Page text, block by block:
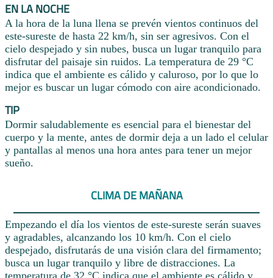
EN LA NOCHE
A la hora de la luna llena se prevén vientos continuos del
este-sureste de hasta 22 km/h, sin ser agresivos. Con el
cielo despejado y sin nubes, busca un lugar tranquilo para
disfrutar del paisaje sin ruidos. La temperatura de 29 °C
indica que el ambiente es cálido y caluroso, por lo que lo
mejor es buscar un lugar cómodo con aire acondicionado.
TIP
Dormir saludablemente es esencial para el bienestar del
cuerpo y la mente, antes de dormir deja a un lado el celular
y pantallas al menos una hora antes para tener un mejor
sueño.
CLIMA DE MAÑANA
Empezando el día los vientos de este-sureste serán suaves
y agradables, alcanzando los 10 km/h. Con el cielo
despejado, disfrutarás de una visión clara del firmamento;
busca un lugar tranquilo y libre de distracciones. La